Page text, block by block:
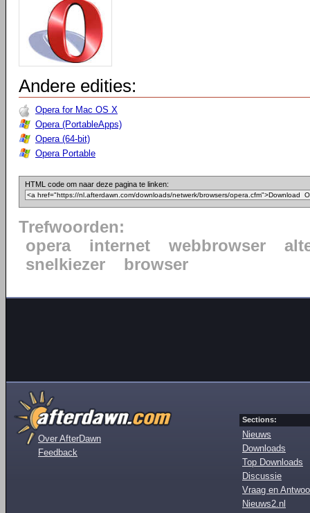
Andere edities:
Opera for Mac OS X
Opera (PortableApps)
Opera (64-bit)
Opera Portable
HTML code om naar deze pagina te linken:
Trefwoorden:
opera
internet webbrowser
snelkiezer
browser
Over AfterDawn
Feedback
Sections:
Nieuws
Downloads
Top Downloads
Discussie
Vraag en
Nieuws2.nl